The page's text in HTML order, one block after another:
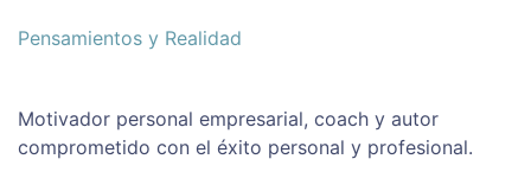
Pensamientos y Realidad
Motivador personal empresarial, coach y autor
comprometido con el éxito personal y profesional.